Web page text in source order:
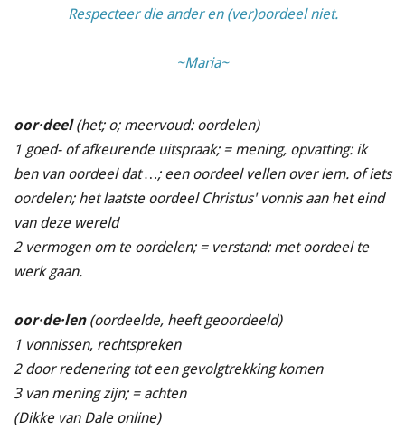
Respecteer die ander en (ver)oordeel niet.
~Maria~
oor·deel(het; o; meervoud: oordelen)
1 goed- of afkeurende uitspraak; = mening, opvatting: ik
ben van oordeel dat …; een oordeel vellen over iem. of iets
oordelen; het laatste oordeel Christus' vonnis aan het eind
van deze wereld
2 vermogen om te oordelen; = verstand: met oordeel te
werk gaan.
oor·de·len(oordeelde, heeft geoordeeld)
1 vonnissen, rechtspreken
2 door redenering tot een gevolgtrekking komen
3 van mening zijn; = achten
(Dikke van Dale online)